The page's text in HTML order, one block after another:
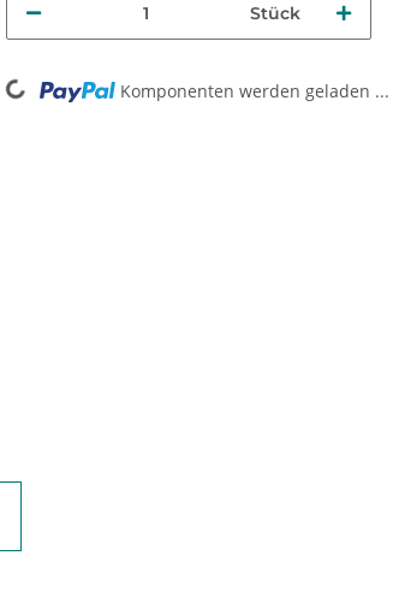
Stück
Loading... Komponenten werden geladen ...